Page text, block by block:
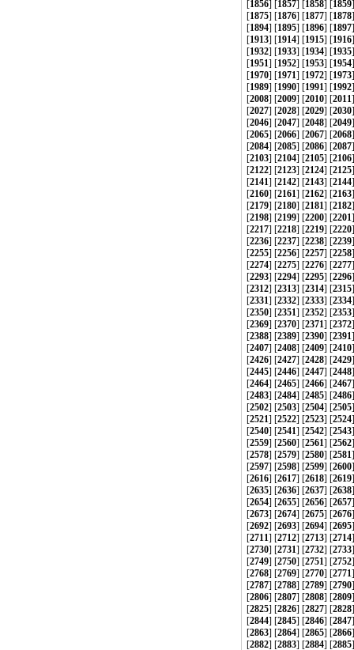
[1856] [1857] [1858] [1859
[1875] [1876] [1877] [1878
[1894] [1895] [1896] [1897
[1913] [1914] [1915] [1916
[1932] [1933] [1934] [1935
[1951] [1952] [1953] [1954
[1970] [1971] [1972] [1973
[1989] [1990] [1991] [1992
[2008] [2009] [2010] [2011
[2027] [2028] [2029] [2030
[2046] [2047] [2048] [2049
[2065] [2066] [2067] [2068
[2084] [2085] [2086] [2087
[2103] [2104] [2105] [2106
[2122] [2123] [2124] [2125
[2141] [2142] [2143] [2144
[2160] [2161] [2162] [2163
[2179] [2180] [2181] [2182
[2198] [2199] [2200] [2201
[2217] [2218] [2219] [2220
[2236] [2237] [2238] [2239
[2255] [2256] [2257] [2258
[2274] [2275] [2276] [2277
[2293] [2294] [2295] [2296
[2312] [2313] [2314] [2315
[2331] [2332] [2333] [2334
[2350] [2351] [2352] [2353
[2369] [2370] [2371] [2372
[2388] [2389] [2390] [2391
[2407] [2408] [2409] [2410
[2426] [2427] [2428] [2429
[2445] [2446] [2447] [2448
[2464] [2465] [2466] [2467
[2483] [2484] [2485] [2486
[2502] [2503] [2504] [2505
[2521] [2522] [2523] [2524
[2540] [2541] [2542] [2543
[2559] [2560] [2561] [2562
[2578] [2579] [2580] [2581
[2597] [2598] [2599] [2600
[2616] [2617] [2618] [2619
[2635] [2636] [2637] [2638
[2654] [2655] [2656] [2657
[2673] [2674] [2675] [2676
[2692] [2693] [2694] [2695
[2711] [2712] [2713] [2714
[2730] [2731] [2732] [2733
[2749] [2750] [2751] [2752
[2768] [2769] [2770] [2771
[2787] [2788] [2789] [2790
[2806] [2807] [2808] [2809
[2825] [2826] [2827] [2828
[2844] [2845] [2846] [2847
[2863] [2864] [2865] [2866
[2882] [2883] [2884] [2885